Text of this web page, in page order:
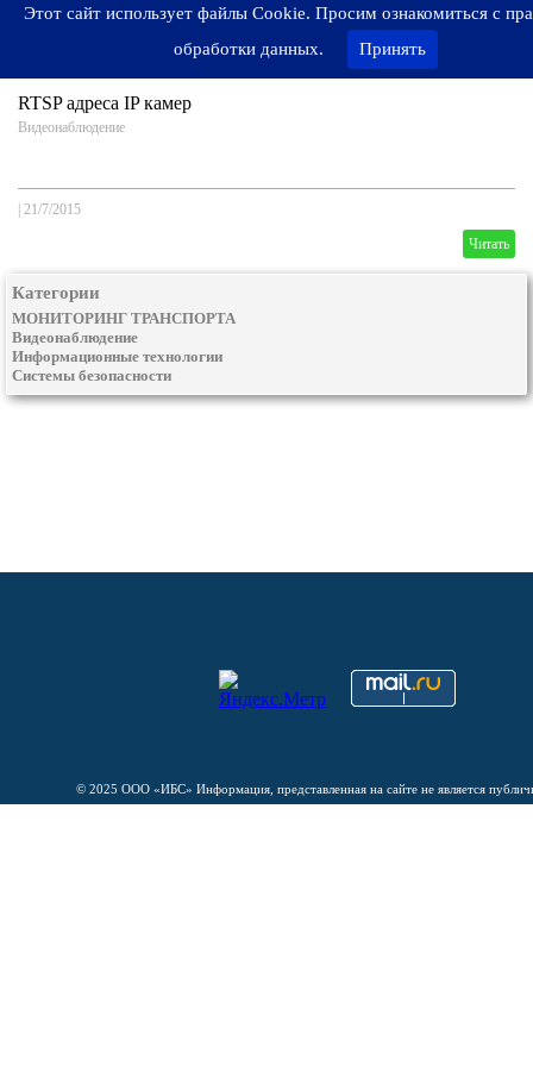
Этот сайт использует файлы Cookie. Просим ознакомиться с
обработки данных.
Принять
RTSP адреса IP камер
Видеонаблюдение
21/7/2015
Читать
Категории
МОНИТОРИНГ ТРАНСПОРТА
Видеонаблюдение
Информационные технологии
Системы безопасности
© 2025 ООО «ИБС» Информация, представленная на сайте не является